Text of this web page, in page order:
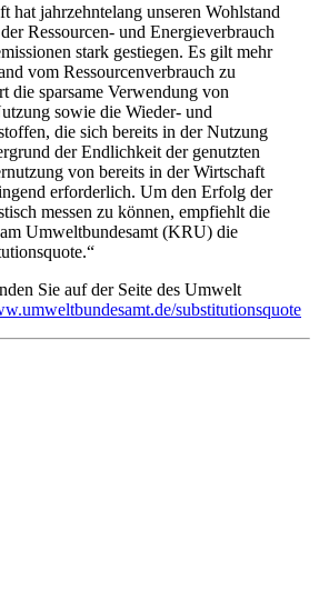
hat jahrzehntelang unseren Wohlstand
Ressourcen- und Energieverbrauch
stark gestiegen. Es gilt mehr
vom Ressourcenverbrauch zu
die sparsame Verwendung von
sowie die Wieder- und
die sich bereits in der Nutzung
der Endlichkeit der genutzten
von bereits in der Wirtschaft
erforderlich. Um den Erfolg der
messen zu können, empfiehlt die
Umweltbundesamt (KRU) die
Sie auf der Seite des Umwelt
substitutionsquote